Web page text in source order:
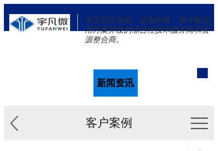
专注芯片合封、定制封装、单片机应
用方案开发的综合性技术服务商和资
源整合商。
新闻资讯
客户案例